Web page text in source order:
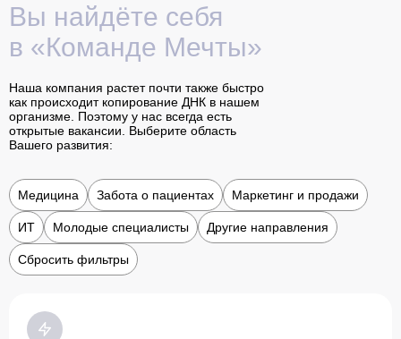
Вы найдёте себя
в «Команде Мечты»
Наша компания растет почти также быстро
как происходит копирование ДНК в нашем
организме. Поэтому у нас всегда есть
открытые вакансии. Выберите область
Вашего развития:
Медицина Забота о пациентах Маркетинг и продажи
ИТ Молодые специалисты Другие направления
Сбросить фильтры